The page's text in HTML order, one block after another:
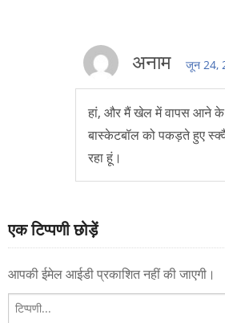
अनाम जून 24,
हां, और मैं खेल में वापस आने के
बास्केटबॉल को पकड़ते हुए
रहा हूं।
एक टिप्पणी छोड़ें
आपकी ईमेल आईडी प्रकाशित नहीं की जाएगी।